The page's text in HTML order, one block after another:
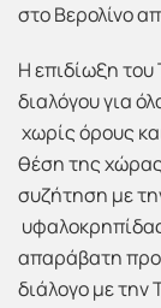
στο Βερολίνο
Η επιδίωξη του
διαλόγου για
χωρίς όρους
θέση της
συζήτηση με
απαράβατη
διάλογο με την